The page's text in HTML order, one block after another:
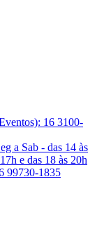
16 3100-
a Sab - das 14 às
e das 18 às 20h
99730-1835